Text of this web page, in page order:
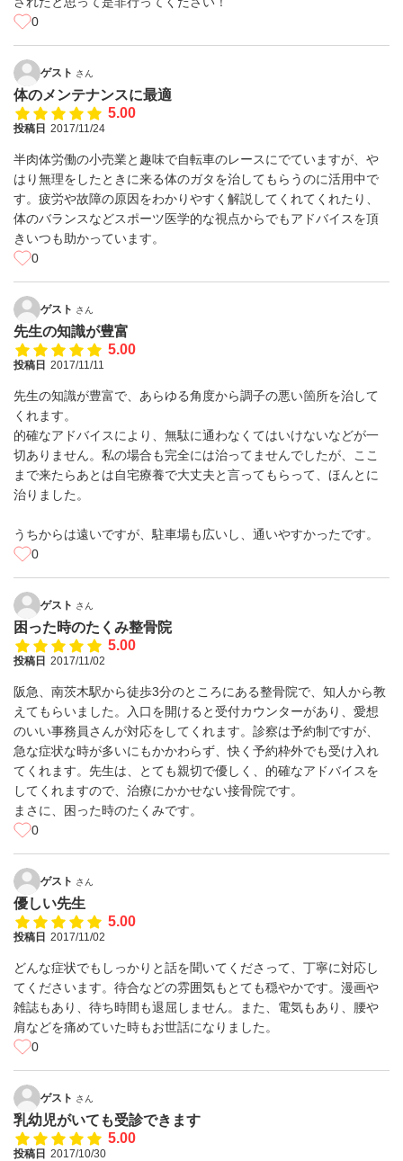
0
ゲスト さん
体のメンテナンスに最適
5.00
投稿日 2017/11/24
半肉体労働の小売業と趣味で自転車のレースにでていますが、や
はり無理をしたときに来る体のガタを治してもらうのに活用中で
す。疲労や故障の原因をわかりやすく解説してくれてくれたり、
体のバランスなどスポーツ医学的な視点からでもアドバイスを頂
きいつも助かっています。
0
ゲスト さん
先生の知識が豊富
5.00
投稿日 2017/11/11
先生の知識が豊富で、あらゆる角度から調子の悪い箇所を治して
くれます。
的確なアドバイスにより、無駄に通わなくてはいけないなどが一
切ありません。私の場合も完全には治ってませんでしたが、ここ
まで来たらあとは自宅療養で大丈夫と言ってもらって、ほんとに
治りました。
うちからは遠いですが、駐車場も広いし、通いやすかったです。
0
ゲスト さん
困った時のたくみ整骨院
5.00
投稿日 2017/11/02
阪急、南茨木駅から徒歩3分のところにある整骨院で、知人から教
えてもらいました。入口を開けると受付カウンターがあり、愛想
のいい事務員さんが対応をしてくれます。診察は予約制ですが、
急な症状な時が多いにもかかわらず、快く予約枠外でも受け入れ
てくれます。先生は、とても親切で優しく、的確なアドバイスを
してくれますので、治療にかかせない接骨院です。
まさに、困った時のたくみです。
0
ゲスト さん
優しい先生
5.00
投稿日 2017/11/02
どんな症状でもしっかりと話を聞いてくださって、丁寧に対応し
てくださいます。待合などの雰囲気もとても穏やかです。漫画や
雑誌もあり、待ち時間も退屈しません。また、電気もあり、腰や
肩などを痛めていた時もお世話になりました。
0
ゲスト さん
乳幼児がいても受診できます
5.00
投稿日 2017/10/30